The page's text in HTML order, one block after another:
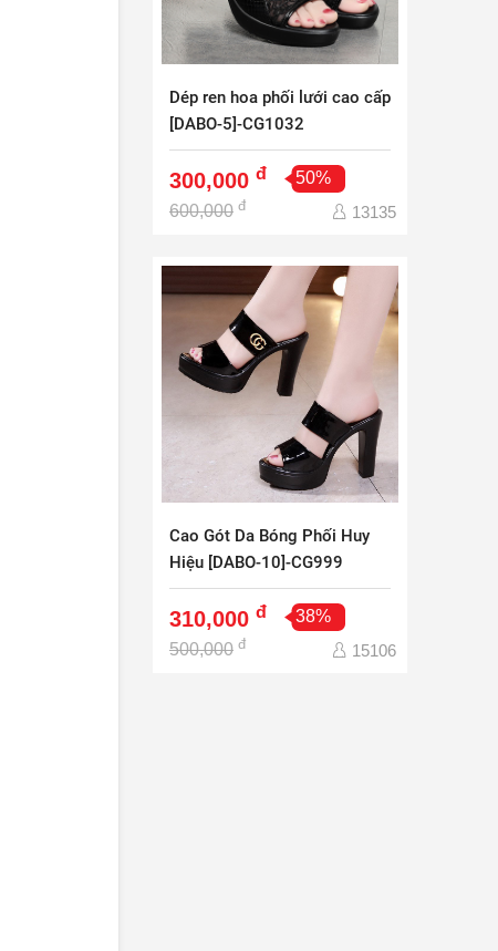
Dép ren hoa phối lưới cao cấp
[DABO-5]-CG1032
300,000 đ
50%
600,000 đ 13135
Cao Gót Da Bóng Phối Huy
Hiệu [DABO-10]-CG999
310,000 đ
38%
500,000 đ 15106